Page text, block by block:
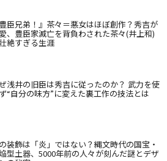
豊臣兄弟！』茶々＝悪女はほぼ創作？秀吉が
、豊臣家滅亡を背負わされた茶々(井上和)
絶すぎる生涯
浅井の旧臣は秀吉に従ったのか？ 武力を使
“自分の味方”に変えた裏工作の技法とは
装飾は「炎」ではない？縄文時代の国宝・
型土器、5000年前の人々が刻んだ謎とデザ